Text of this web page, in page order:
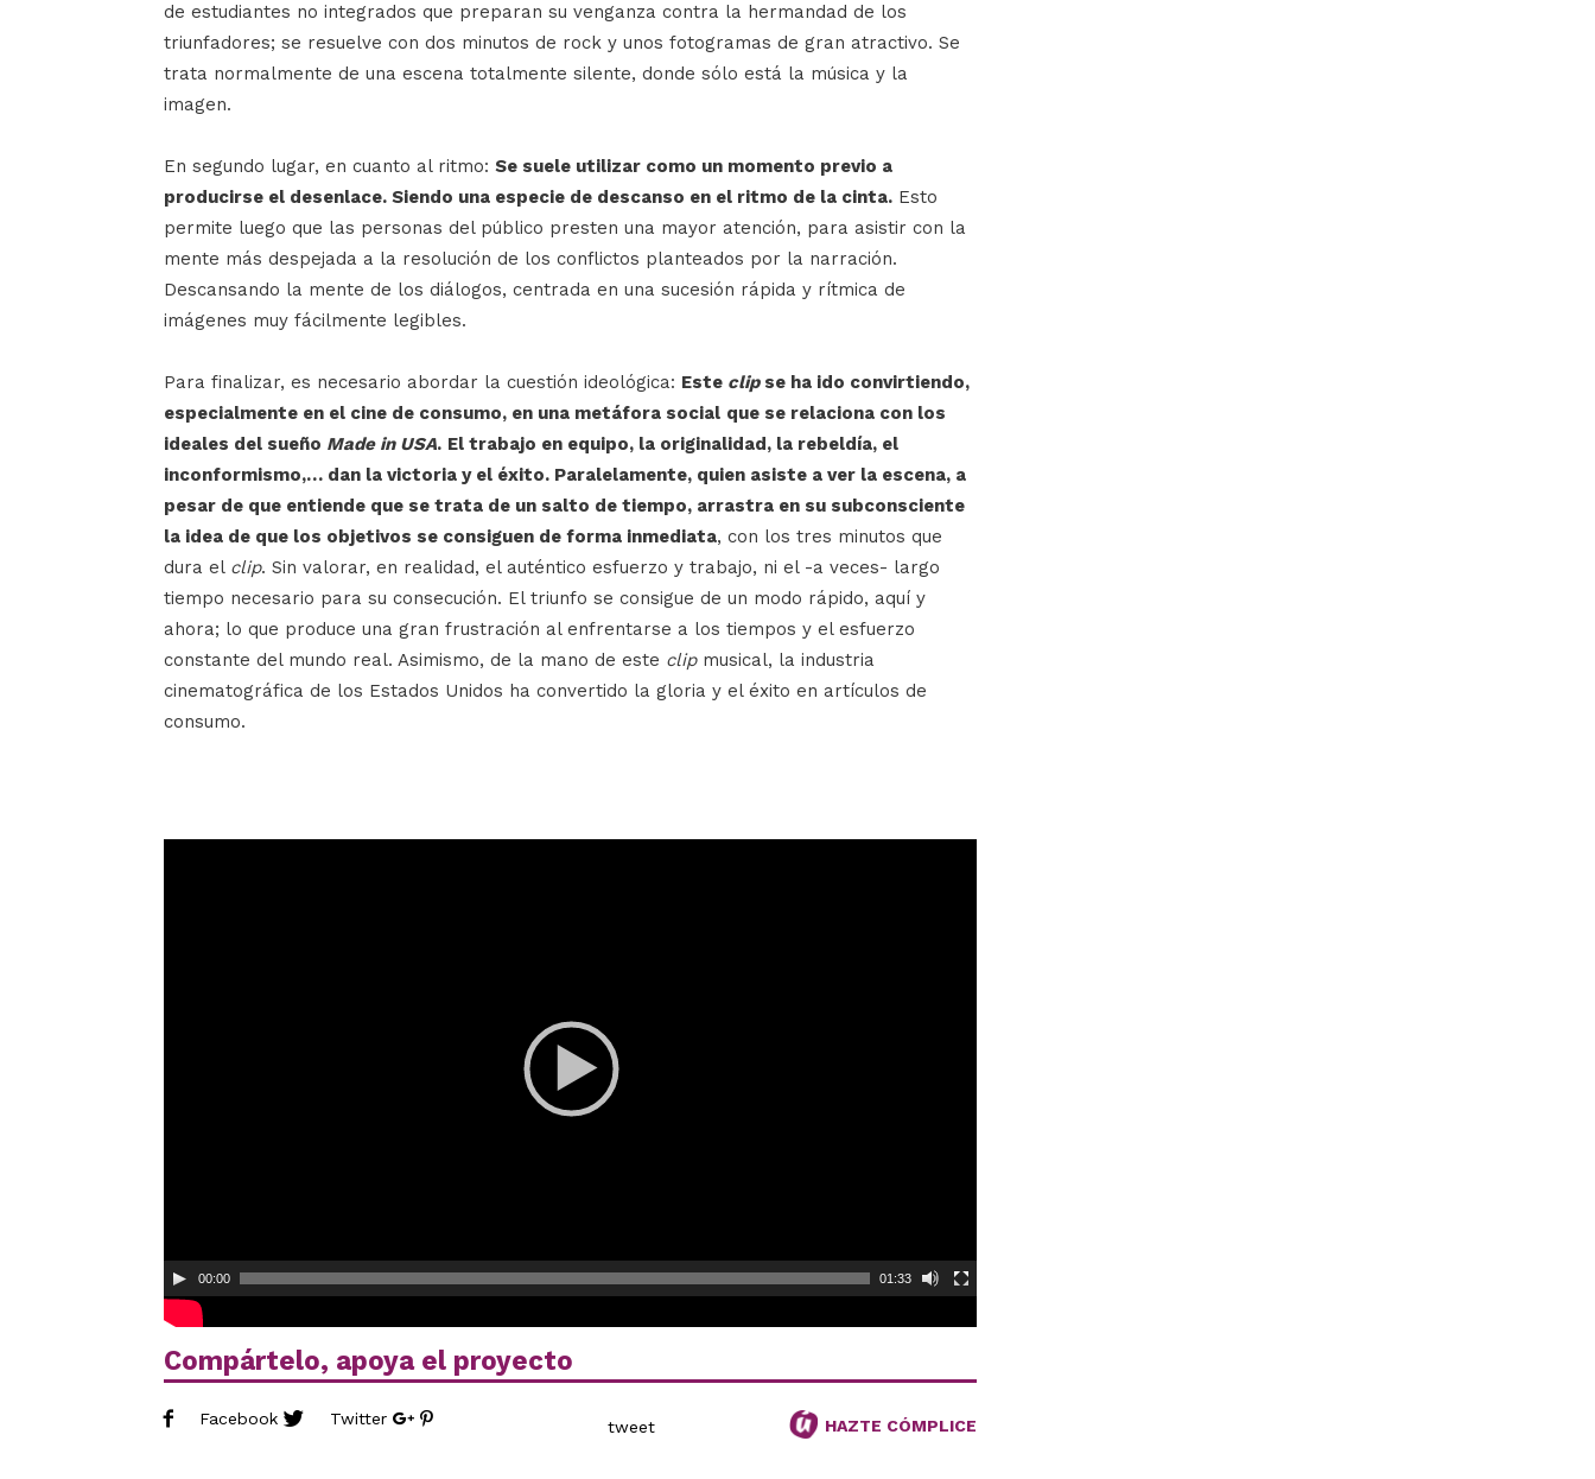
de estudiantes no integrados que preparan su venganza contra la hermandad de los
triunfadores; se resuelve con dos minutos de rock y unos fotogramas de gran atractivo. Se
trata normalmente de una escena totalmente silente, donde sólo está la música y la
imagen.
En segundo lugar, en cuanto al ritmo: Se suele utilizar como un momento previo a
producirse el desenlace. Siendo una especie de descanso en el ritmo de la cinta. Esto
permite luego que las personas del público presten una mayor atención, para asistir con la
mente más despejada a la resolución de los conflictos planteados por la narración.
Descansando la mente de los diálogos, centrada en una sucesión rápida y rítmica de
imágenes muy fácilmente legibles.
Para finalizar, es necesario abordar la cuestión ideológica: Este clipse ha ido convirtiendo,
especialmente en el cine de consumo, en una metáfora social que se relaciona con los
ideales del sueño Made in USA. El trabajo en equipo, la originalidad, la rebeldía, el
inconformismo,… dan la victoria y el éxito. Paralelamente, quien asiste a ver la escena, a
pesar de que entiende que se trata de un salto de tiempo, arrastra en su subconsciente
la idea de que los objetivos se consiguen de forma inmediata, con los tres minutos que
dura el clip. Sin valorar, en realidad, el auténtico esfuerzo y trabajo, ni el -a veces- largo
tiempo necesario para su consecución. El triunfo se consigue de un modo rápido, aquí y
ahora; lo que produce una gran frustración al enfrentarse a los tiempos y el esfuerzo
constante del mundo real. Asimismo, de la mano de este clipmusical, la industria
cinematográfica de los Estados Unidos ha convertido la gloria y el éxito en artículos de
consumo.
00:00 01:33
Compártelo, apoya el proyecto
Facebook Twitter tweet HAZTE CÓMPLICE